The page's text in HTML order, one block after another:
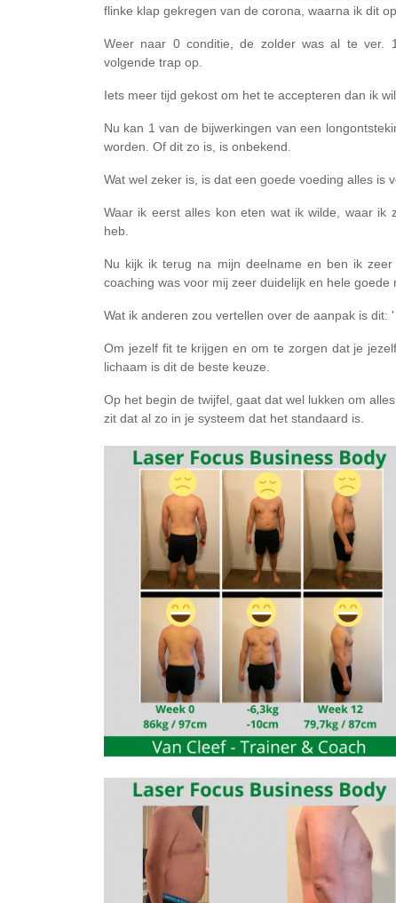
flinke klap gekregen van de corona, waarna ik dit
Weer naar 0 conditie, de zolder was al te ver.
volgende trap op.⁣
Iets meer tijd gekost om het te accepteren dan ik
Nu kan 1 van de bijwerkingen van een
worden. Of dit zo is, is onbekend.⁣
Wat wel zeker is, is dat een goede voeding alles is
Waar ik eerst alles kon eten wat ik wilde, waar ik
heb.⁣
Nu kijk ik terug na mijn deelname en ben ik
coaching was voor mij zeer duidelijk en hele goede
Wat ik anderen zou vertellen over de aanpak is dit: '⁣
Om jezelf fit te krijgen en om te zorgen dat je
lichaam is dit de beste keuze. ⁣
Op het begin de twijfel, gaat dat wel lukken om
zit dat al zo in je systeem dat het standaard is.